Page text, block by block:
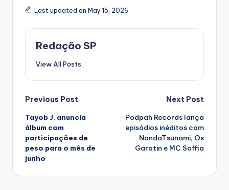
Last updated on May 15, 2026
Redação SP
View All Posts
Post
navigation
Previous Post
Tayob J. anuncia
álbum com
participações de
peso para o mês de
junho
Next Post
Podpah Records lança
episódios inéditos com
NandaTsunami, Os
Garotin e MC Soffia